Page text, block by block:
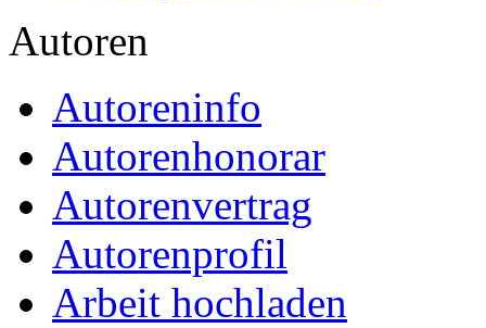
Autoren
Autoreninfo
Autorenhonorar
Autorenvertrag
Autorenprofil
Arbeit hochladen